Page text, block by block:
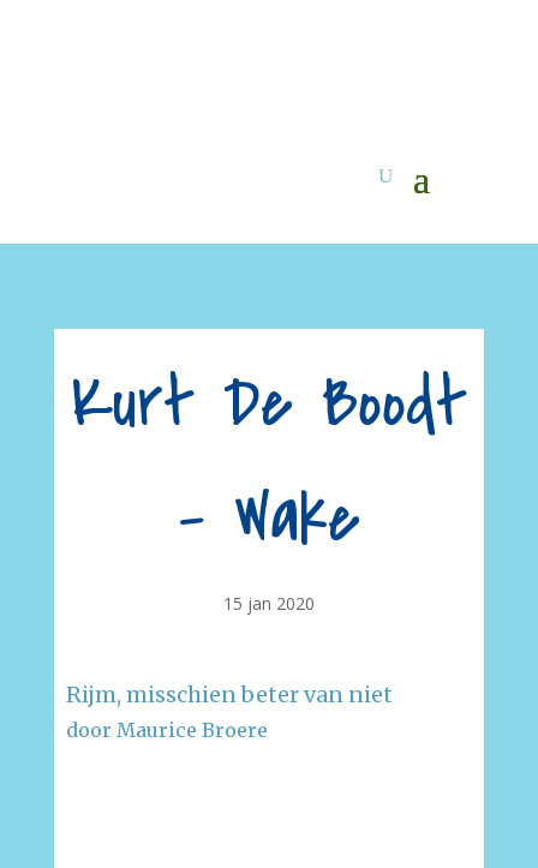
Kurt De Boodt
– Wake
15 jan 2020
Rijm, misschien beter van niet
door Maurice Broere